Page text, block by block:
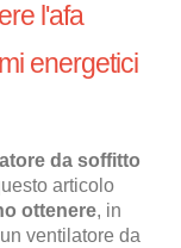
l'afa
energetici
da soffitto
articolo
ottenere, in
ventilatore da